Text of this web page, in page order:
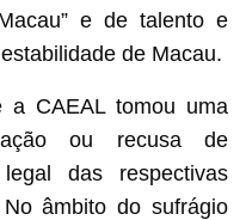
e de talento e
de Macau.
a CAEAL tomou uma
ou recusa de
das respectivas
âmbito do sufrágio